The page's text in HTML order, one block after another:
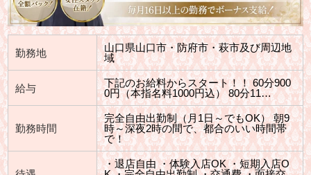
勤務地
山口県山口市・防府市・萩市及び周辺地
域
給与
下記のお給料からスタート！！ 60分900
0円（本指名料1000円込） 80分11…
勤務時間
完全自由出勤制（月1日～でもOK） 朝9
時～深夜2時の間で、都合のいい時間帯
で！
・退店自由 ・体験入店OK ・短期入店O